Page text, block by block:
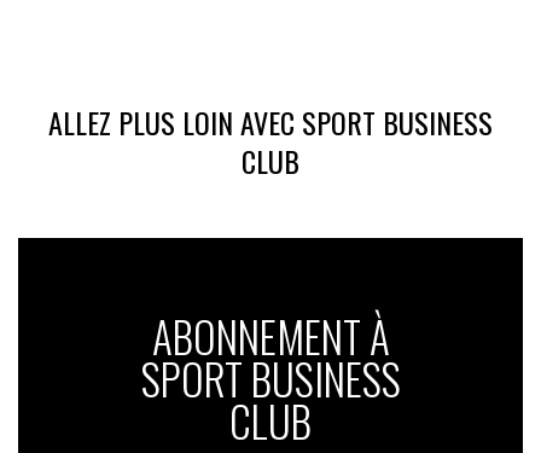
ALLEZ PLUS LOIN AVEC SPORT BUSINESS
CLUB
ABONNEMENT À
SPORT BUSINESS
CLUB